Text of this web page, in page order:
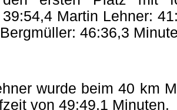
Martin Lehner:
46:36,3
wurde beim 40 km
von 49:49,1 Minuten.